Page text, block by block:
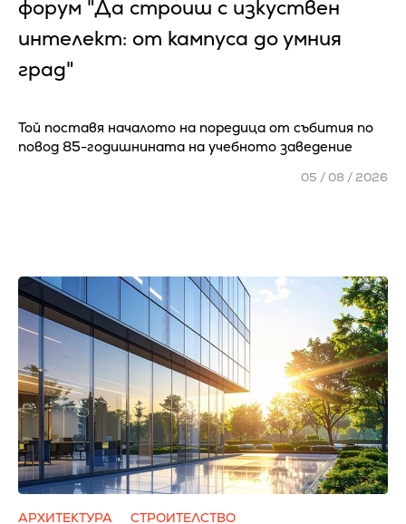
форум "Да строиш с изкуствен
интелект: от кампуса до умния
град"
Той поставя началото на поредица от събития по
повод 85-годишнината на учебното заведение
05 / 08 / 2026
АРХИТЕКТУРА СТРОИТЕЛСТВО